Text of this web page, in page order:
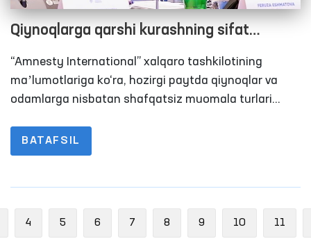
Qiynoqlarga qarshi kurashning sifat
jihatidan yangi bosqichini belgilagan hujjat
“Amnesty International” xalqaro tashkilotining
maʼlumotlariga ko‘ra, hozirgi paytda qiynoqlar va
odamlarga nisbatan shafqatsiz muomala turlari
kuzatilmoqda.
BATAFSIL
4 5 6 7 8 9 10 11